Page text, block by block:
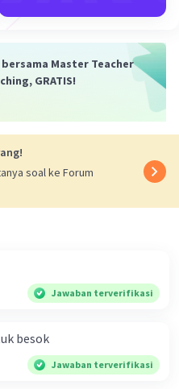
Master Teacher
GRATIS!
soal ke Forum
Jawaban terverifikasi
besok
Jawaban terverifikasi